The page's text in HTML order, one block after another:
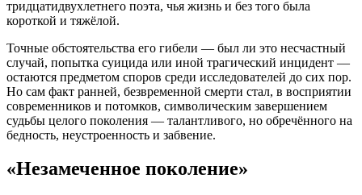
тридцатидвухлетнего поэта, чья жизнь и без того была
короткой и тяжёлой.
Точные обстоятельства его гибели — был ли это несчастный
случай, попытка суицида или иной трагический инцидент —
остаются предметом споров среди исследователей до сих пор.
Но сам факт ранней, безвременной смерти стал, в восприятии
современников и потомков, символическим завершением
судьбы целого поколения — талантливого, но обречённого на
бедность, неустроенность и забвение.
«Незамеченное поколение»